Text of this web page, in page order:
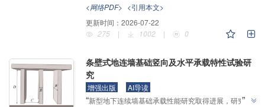
ABAQUS有限元软件建立了节点有限元模型，通过试
验结果验证了模型的准确性，提出了考虑插头腹板和浆
料贡献的抗剪承载力和抗剪刚度计算公式，为模块化钢
<网络PDF> <引用本文>
更新时间： 2026-07-22
275
| 1002 | 0
条壁式地连墙基础竖向及水平承载特性试验研
究
增强出版 AI导读
“新型地下连续墙基础承载性能研究取得进展，研究团
”